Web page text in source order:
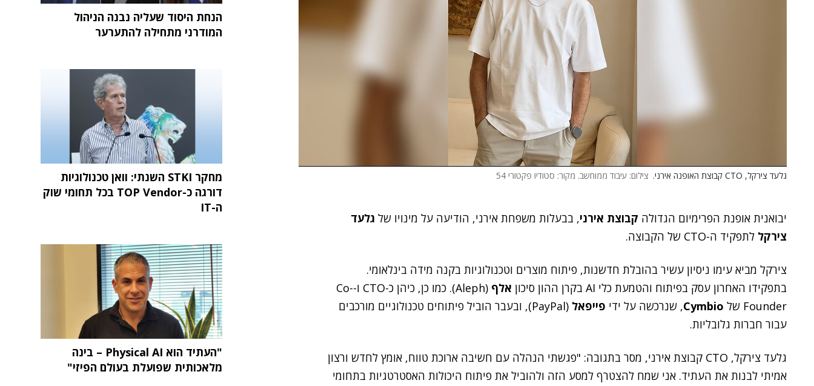
גלעד צירקל, CTO קבוצת האופנה אירני. צילום: עיבוד ממוחשב. מקור: סטודיו פקטורי 54
יבואנית אופנת הפרימיום הגדולה קבוצת אירני, בבעלות משפחת אירני, הודיעה על מינויו של גלעד
צירקל לתפקיד ה-CTO של הקבוצה.
צירקל מביא עימו ניסיון עשיר בהובלת חדשנות, פיתוח מוצרים וטכנולוגיות בקנה מידה בינלאומי.
בתפקידו האחרון עסק בפיתוח והטמעת כלי AI בקרן ההון סיכון
אלף
(Aleph). כמו כן, כיהן כ-CTO ו-Co-
Founder של
Cymbio, שנרכשה על ידי פייפאל
(PayPal), ובעבר הוביל פיתוחים טכנולוגיים מורכבים
עבור חברות גלובליות.
גלעד צירקל, CTO קבוצת אירני, מסר בתגובה: "פגשתי הנהלה עם חשיבה ארוכת טווח, אומץ לחדש ורצון
אמיתי לבנות את העתיד. אני שמח להצטרף למסע הזה ולהוביל את פיתוח היכולות האסטרטגיות בתחומי
הנחת היסוד שעליה נבנה הניהול
המודרני מתחילה להתערער
מחקר STKI השנתי: וואן טכנולוגיות
דורגה כ-TOP Vendor בכל תחומי שוק
ה-IT
"העתיד הוא Physical AI – בינה
מלאכותית שפועלת בעולם הפיזי"